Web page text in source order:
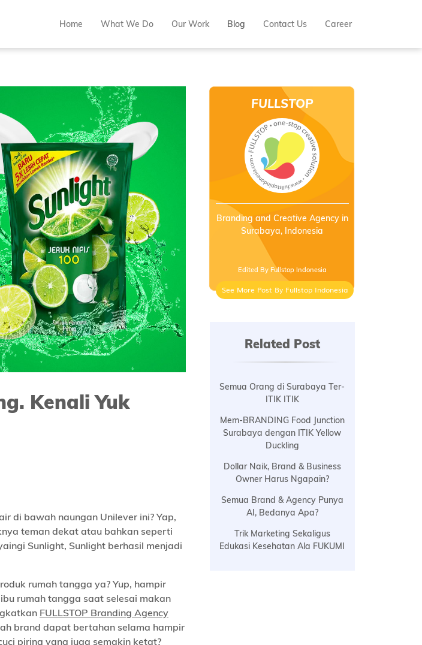
Home What We Do Our Work Blog Contact Us Career
Kenali Yuk
di bawah naungan Unilever ini? Yap,
teman dekat atau bahkan seperti
Sunlight, Sunlight berhasil menjadi
rumah tangga ya? Yup, hampir
rumah tangga saat selesai makan
FULLSTOP Branding Agency
brand dapat bertahan selama hampir
piring yang juga semakin ketat?
FULLSTOP
INDONESIA
Branding and Creative Agency in
Surabaya, Indonesia
Edited By Fullstop Indonesia
See More Post By Fullstop Indonesia
Related Post
Semua Orang di Surabaya Ter-
ITIK ITIK
Mem-BRANDING Food Junction
Surabaya dengan ITIK Yellow
Duckling
Dollar Naik, Brand & Business
Owner Harus Ngapain?
Semua Brand & Agency Punya
AI, Bedanya Apa?
Trik Marketing Sekaligus
Edukasi Kesehatan Ala FUKUMI